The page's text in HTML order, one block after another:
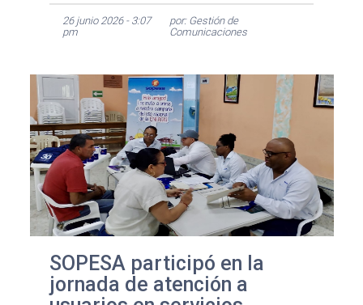
26 junio 2026 - 3:07
pm
por: Gestión de
Comunicaciones
SOPESA participó en la
jornada de atención a